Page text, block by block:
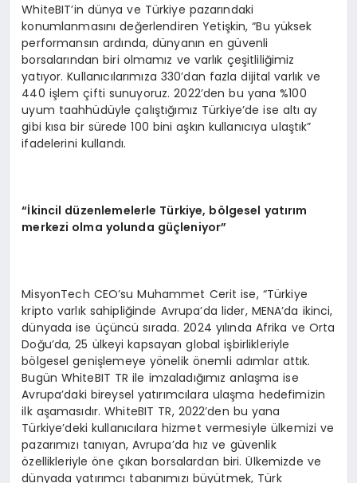
WhiteBIT’in dünya ve Türkiye pazarındaki
konumlanmasını değerlendiren Yetişkin, “Bu yüksek
performansın ardında, dünyanın en güvenli
borsalarından biri olmamız ve varlık çeşitliliğimiz
yatıyor. Kullanıcılarımıza 330’dan fazla dijital varlık ve
440 işlem çifti sunuyoruz. 2022’den bu yana %100
uyum taahhüdüyle çalıştığımız Türkiye’de ise altı ay
gibi kısa bir sürede 100 bini aşkın kullanıcıya ulaştık”
ifadelerini kullandı.
“İkincil düzenlemelerle Türkiye, bölgesel yatırım
merkezi olma yolunda güçleniyor”
MisyonTech CEO’su Muhammet Cerit ise, “Türkiye
kripto varlık sahipliğinde Avrupa’da lider, MENA’da ikinci,
dünyada ise üçüncü sırada. 2024 yılında Afrika ve Orta
Doğu’da, 25 ülkeyi kapsayan global işbirlikleriyle
bölgesel genişlemeye yönelik önemli adımlar attık.
Bugün WhiteBIT TR ile imzaladığımız anlaşma ise
Avrupa’daki bireysel yatırımcılara ulaşma hedefimizin
ilk aşamasıdır. WhiteBIT TR, 2022’den bu yana
Türkiye’deki kullanıcılara hizmet vermesiyle ülkemizi ve
pazarımızı tanıyan, Avrupa’da hız ve güvenlik
özellikleriyle öne çıkan borsalardan biri. Ülkemizde ve
dünyada yatırımcı tabanımızı büyütmek, Türk